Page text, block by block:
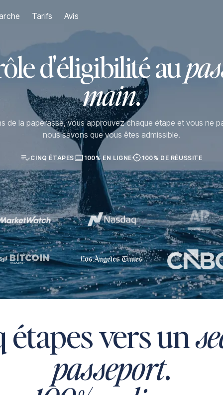
Tarifs Avis
d'éligibilité au
main.
de la paperasse, vous approuvez chaque étape et vous ne
nous savons que vous êtes admissible.
CINQ ÉTAPES 100% EN LIGNE 100% DE RÉUSSITE
étapes vers un
passeport.